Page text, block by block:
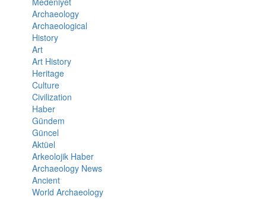
Archaeology
Archaeological
History
Art
Art History
Heritage
Culture
Civilization
Haber
Gündem
Güncel
Aktüel
Arkeolojik Haber
Archaeology News
Ancient
World Archaeology